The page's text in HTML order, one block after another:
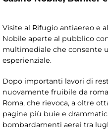
Visite al Rifugio antiaereo e
Nobile aperte al pubblico
multimediale che consente
esperienziale.
Dopo importanti lavori di
nuovamente fruibile da
Roma, che rievoca, a oltre
pagine più buie e
bombardamenti aerei tra